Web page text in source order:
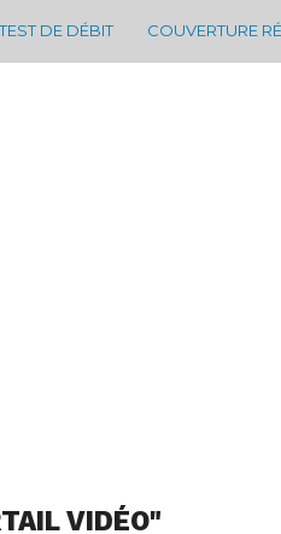
TEST DE DÉBIT COUVERTURE
VIDÉO"